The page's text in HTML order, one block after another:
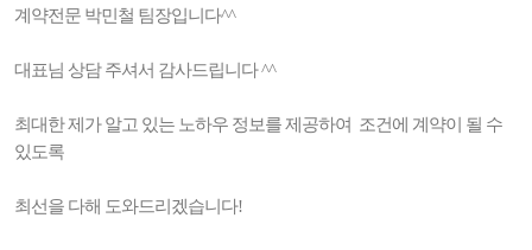
계약전문 박민철 팀장입니다^^
대표님 상담 주셔서 감사드립니다 ^^
최대한 제가 알고 있는 노하우 정보를 제공하여 조건에 계약이 될 수
있도록
최선을 다해 도와드리겠습니다!